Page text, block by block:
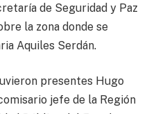
de Seguridad y Paz
la zona donde se
Aquiles Serdán.
presentes Hugo
jefe de la Región